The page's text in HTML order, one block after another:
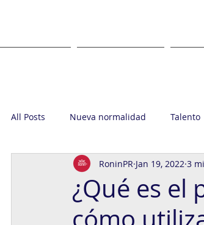
All Posts Nueva normalidad Talento
Casa Ronin Grupo
¿Qué es el
RoninPR Jan 19, 2022 3